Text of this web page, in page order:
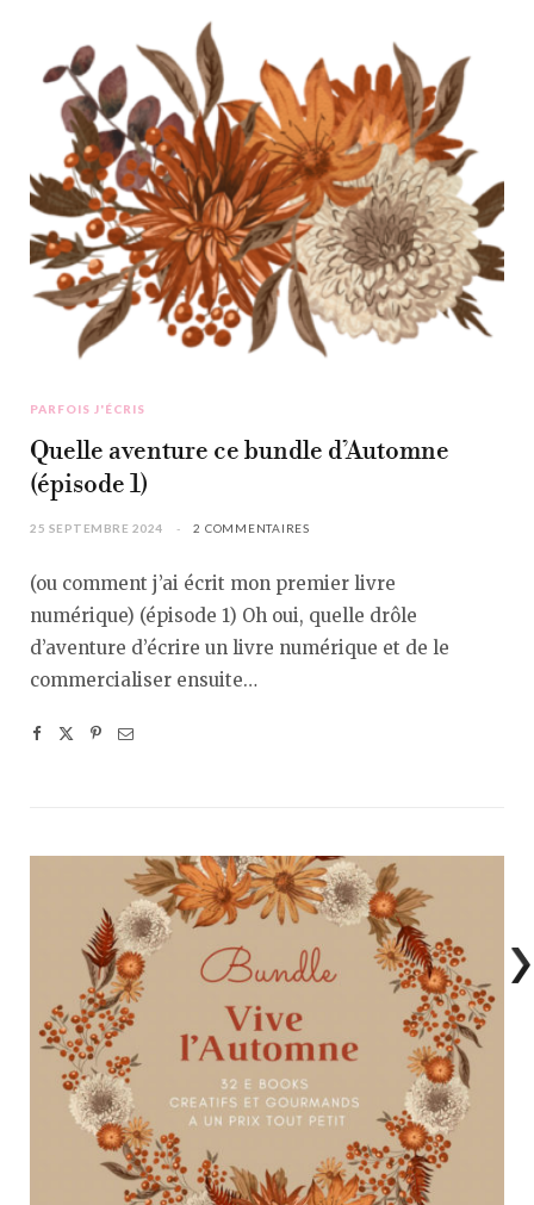
PARFOIS J'ÉCRIS
Quelle aventure ce bundle d’Automne
(épisode 1)
25 SEPTEMBRE 2024 2 COMMENTAIRES
(ou comment j’ai écrit mon premier livre
numérique) (épisode 1) Oh oui, quelle drôle
d’aventure d’écrire un livre numérique et de le
commercialiser ensuite…